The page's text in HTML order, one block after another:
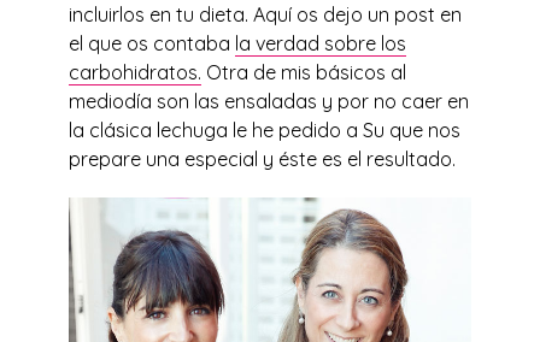
incluirlos en tu dieta. Aquí os dejo un post en
el que os contaba la verdad sobre los
carbohidratos. Otra de mis básicos al
mediodía son las ensaladas y por no caer en
la clásica lechuga le he pedido a Su que nos
prepare una especial y éste es el resultado.